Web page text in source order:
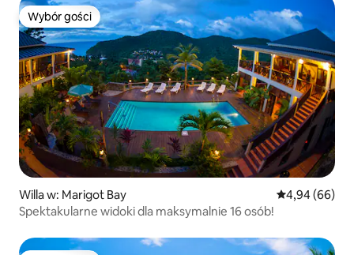
Wybór gości
Wybór gości
Willa w: Marigot Bay Średnia
4,94 (66)
Spektakularne widoki dla maksymalnie 16 osób!